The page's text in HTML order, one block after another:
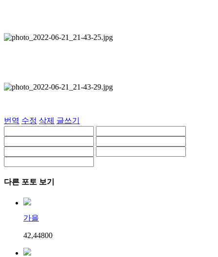
번역 수정 삭제 글쓰기
다른 포토 보기
가을
42,44800